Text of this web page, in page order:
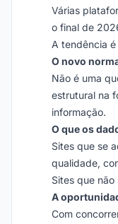
Várias
o final de
A tendência
O novo
Não é uma
estrutural na
informação.
O que os
Sites que se
qualidade,
Sites que
A
Com